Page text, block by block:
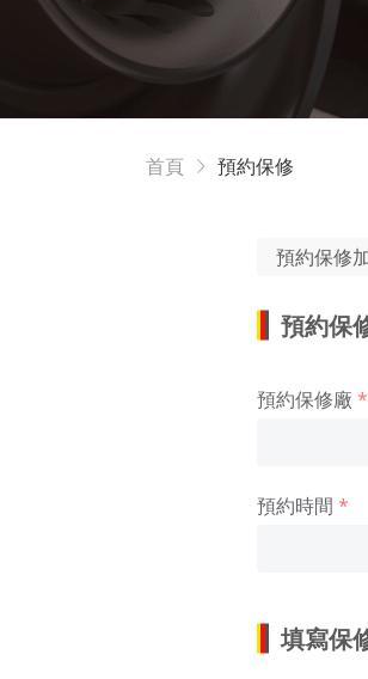
首頁 預約保修
預約保修
預約保
預約保修廠
預約時間
填寫保